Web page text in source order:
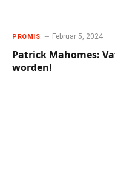
PROMIS Februar 5, 2024
Patrick Mahomes:
worden!